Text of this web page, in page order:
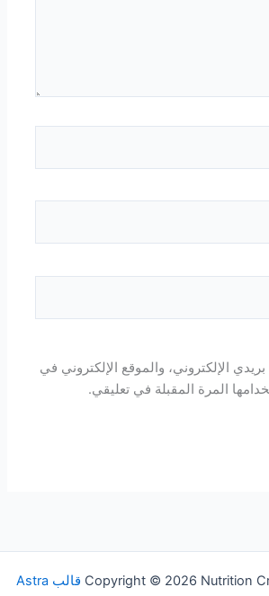
الإلكتروني، والموقع الإلكتروني في
المرة المقبلة في تعليقي.
Copyright © 2026 Nutrition
قالب Astra